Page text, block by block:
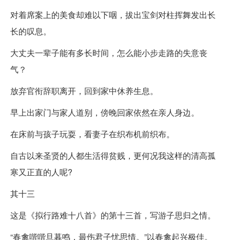
对着席案上的美食却难以下咽，拔出宝剑对柱挥舞发出长
长的叹息。
大丈夫一辈子能有多长时间，怎么能小步走路的失意丧
气？
放弃官衔辞职离开，回到家中休养生息。
早上出家门与家人道别，傍晚回家依然在亲人身边。
在床前与孩子玩耍，看妻子在织布机前织布。
自古以来圣贤的人都生活得贫贱，更何况我这样的清高孤
寒又正直的人呢?
其十三
这是《拟行路难十八首》的第十三首，写游子思归之情。
“春禽喈喈旦暮鸣，最伤君子忧思情。”以春禽起兴极佳。